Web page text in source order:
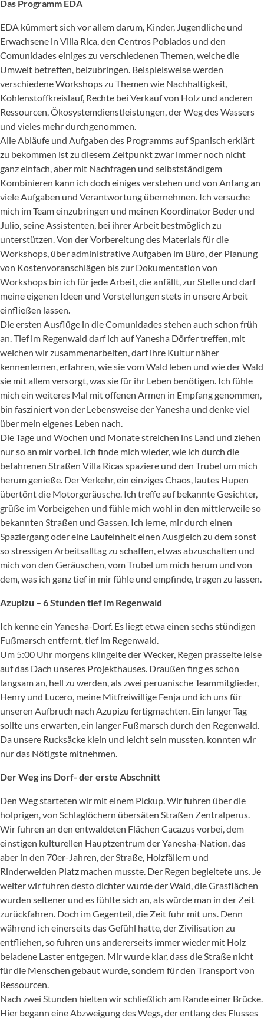
Das Programm EDA
EDA kümmert sich vor allem darum, Kinder, Jugendliche und
Erwachsene in Villa Rica, den Centros Poblados und den
Comunidades einiges zu verschiedenen Themen, welche die
Umwelt betreffen, beizubringen. Beispielsweise werden
verschiedene Workshops zu Themen wie Nachhaltigkeit,
Kohlenstoffkreislauf, Rechte bei Verkauf von Holz und anderen
Ressourcen, Ökosystemdienstleistungen, der Weg des Wassers
und vieles mehr durchgenommen.
Alle Abläufe und Aufgaben des Programms auf Spanisch erklärt
zu bekommen ist zu diesem Zeitpunkt zwar immer noch nicht
ganz einfach, aber mit Nachfragen und selbstständigem
Kombinieren kann ich doch einiges verstehen und von Anfang an
viele Aufgaben und Verantwortung übernehmen. Ich versuche
mich im Team einzubringen und meinen Koordinator Beder und
Julio, seine Assistenten, bei ihrer Arbeit bestmöglich zu
unterstützen. Von der Vorbereitung des Materials für die
Workshops, über administrative Aufgaben im Büro, der Planung
von Kostenvoranschlägen bis zur Dokumentation von
Workshops bin ich für jede Arbeit, die anfällt, zur Stelle und darf
meine eigenen Ideen und Vorstellungen stets in unsere Arbeit
einfließen lassen.
Die ersten Ausflüge in die Comunidades stehen auch schon früh
an. Tief im Regenwald darf ich auf Yanesha Dörfer treffen, mit
welchen wir zusammenarbeiten, darf ihre Kultur näher
kennenlernen, erfahren, wie sie vom Wald leben und wie der Wald
sie mit allem versorgt, was sie für ihr Leben benötigen. Ich fühle
mich ein weiteres Mal mit offenen Armen in Empfang genommen,
bin fasziniert von der Lebensweise der Yanesha und denke viel
über mein eigenes Leben nach.
Die Tage und Wochen und Monate streichen ins Land und ziehen
nur so an mir vorbei. Ich finde mich wieder, wie ich durch die
befahrenen Straßen Villa Ricas spaziere und den Trubel um mich
herum genieße. Der Verkehr, ein einziges Chaos, lautes Hupen
übertönt die Motorgeräusche. Ich treffe auf bekannte Gesichter,
grüße im Vorbeigehen und fühle mich wohl in den mittlerweile so
bekannten Straßen und Gassen. Ich lerne, mir durch einen
Spaziergang oder eine Laufeinheit einen Ausgleich zu dem sonst
so stressigen Arbeitsalltag zu schaffen, etwas abzuschalten und
mich von den Geräuschen, vom Trubel um mich herum und von
dem, was ich ganz tief in mir fühle und empfinde, tragen zu lassen.
Azupizu – 6 Stunden tief im Regenwald
Ich kenne ein Yanesha-Dorf. Es liegt etwa einen sechs stündigen
Fußmarsch entfernt, tief im Regenwald.
Um 5:00 Uhr morgens klingelte der Wecker, Regen prasselte leise
auf das Dach unseres Projekthauses. Draußen fing es schon
langsam an, hell zu werden, als zwei peruanische Teammitglieder,
Henry und Lucero, meine Mitfreiwillige Fenja und ich uns für
unseren Aufbruch nach Azupizu fertigmachten. Ein langer Tag
sollte uns erwarten, ein langer Fußmarsch durch den Regenwald.
Da unsere Rucksäcke klein und leicht sein mussten, konnten wir
nur das Nötigste mitnehmen.
Der Weg ins Dorf- der erste Abschnitt
Den Weg starteten wir mit einem Pickup. Wir fuhren über die
holprigen, von Schlaglöchern übersäten Straßen Zentralperus.
Wir fuhren an den entwaldeten Flächen Cacazus vorbei, dem
einstigen kulturellen Hauptzentrum der Yanesha-Nation, das
aber in den 70er-Jahren, der Straße, Holzfällern und
Rinderweiden Platz machen musste. Der Regen begleitete uns. Je
weiter wir fuhren desto dichter wurde der Wald, die Grasflächen
wurden seltener und es fühlte sich an, als würde man in der Zeit
zurückfahren. Doch im Gegenteil, die Zeit fuhr mit uns. Denn
während ich einerseits das Gefühl hatte, der Zivilisation zu
entfliehen, so fuhren uns andererseits immer wieder mit Holz
beladene Laster entgegen. Mir wurde klar, dass die Straße nicht
für die Menschen gebaut wurde, sondern für den Transport von
Ressourcen.
Nach zwei Stunden hielten wir schließlich am Rande einer Brücke.
Hier begann eine Abzweigung des Wegs, der entlang des Flusses